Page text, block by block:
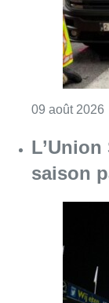
09 août 2026